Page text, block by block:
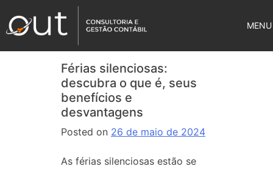
MENU
Férias silenciosas:
descubra o que é, seus
benefícios e
desvantagens
Posted on 26 de maio de 2024
As férias silenciosas estão se